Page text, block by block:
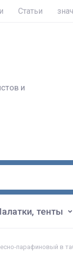
Статьи
и
тенты
парафиновый в